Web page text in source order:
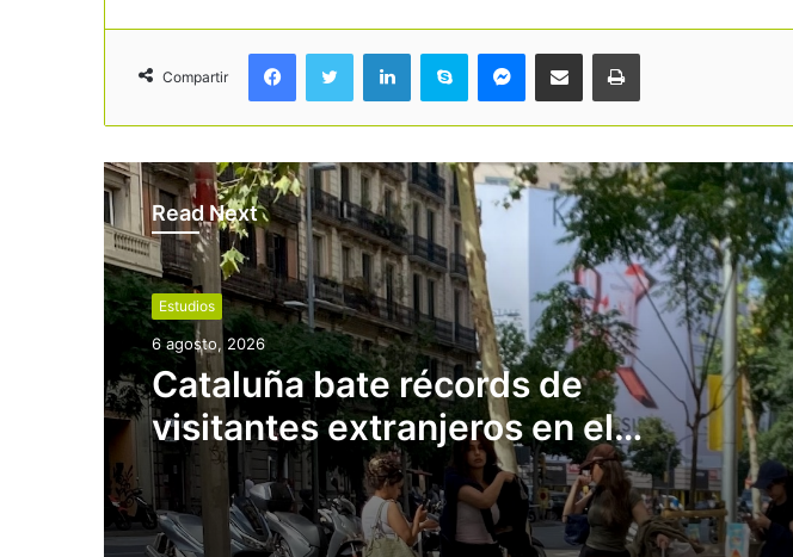
Compartir
Read Next
Estudios
6 agosto, 2026
Cataluña bate récords de
visitantes extranjeros en el
inicio del verano
congela
de 177
Las
marcar la
«Gestionar
que crecer
Cataluña
de su
con una
euros
Deltebre